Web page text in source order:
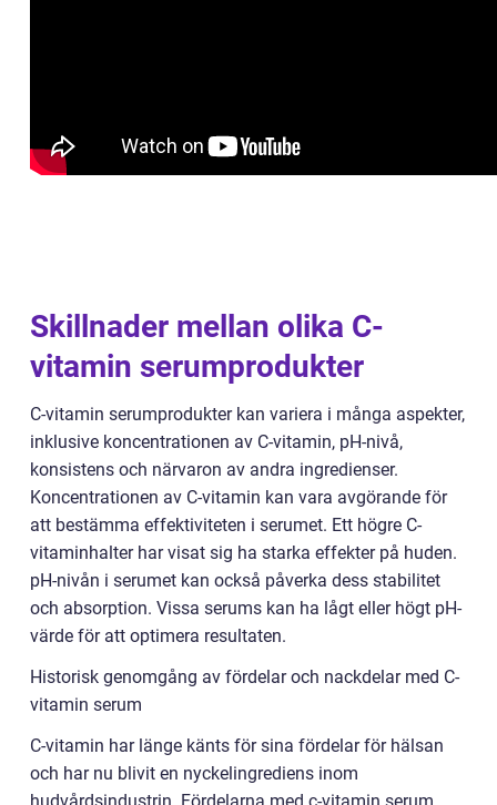
Skillnader mellan olika C-
vitamin serumprodukter
C-vitamin serumprodukter kan variera i många aspekter,
inklusive koncentrationen av C-vitamin, pH-nivå,
konsistens och närvaron av andra ingredienser.
Koncentrationen av C-vitamin kan vara avgörande för
att bestämma effektiviteten i serumet. Ett högre C-
vitaminhalter har visat sig ha starka effekter på huden.
pH-nivån i serumet kan också påverka dess stabilitet
och absorption. Vissa serums kan ha lågt eller högt pH-
värde för att optimera resultaten.
Historisk genomgång av fördelar och nackdelar med C-
vitamin serum
C-vitamin har länge känts för sina fördelar för hälsan
och har nu blivit en nyckelingrediens inom